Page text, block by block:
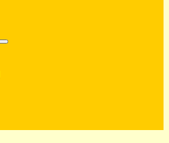
Suchen